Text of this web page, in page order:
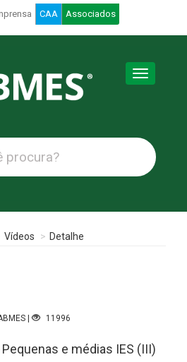
CAA Associados
Toggle
Vídeos Detalhe
| 11996
e médias IES (III)